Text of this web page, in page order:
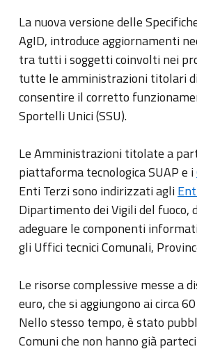
La nuova versione delle
AgID, introduce aggiornamenti
tra tutti i soggetti coinvolti nei
tutte le amministrazioni titolari
consentire il corretto
Sportelli Unici (SSU).
Le Amministrazioni titolate a
piattaforma tecnologica SUAP e i
Enti Terzi sono indirizzati agli
Dipartimento dei Vigili del fuoco,
adeguare le componenti
gli Uffici tecnici Comunali,
Le risorse complessive messe a
euro, che si aggiungono ai circa
Nello stesso tempo, è stato
Comuni che non hanno già